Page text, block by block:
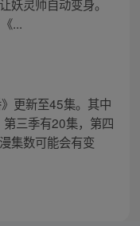
妖灵师自动变身。
...
更新至45集。其中
三季有20集，第四
集数可能会有变